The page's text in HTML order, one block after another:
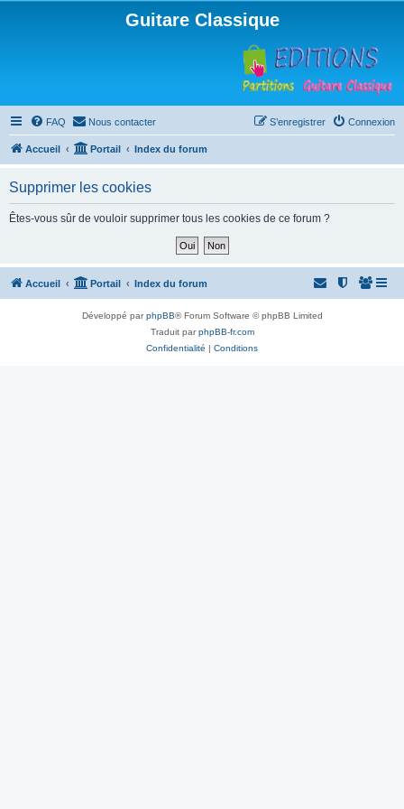
Guitare Classique
FAQ Nous contacter Connexion
S’enregistrer
Accueil Portail Index du forum
Supprimer les cookies
Êtes-vous sûr de vouloir supprimer tous les cookies de ce forum ?
Accueil Portail Index du forum
Développé parphpBB® Forum Software © phpBB Limited
Traduit parphpBB-fr.com
Confidentialité | Conditions